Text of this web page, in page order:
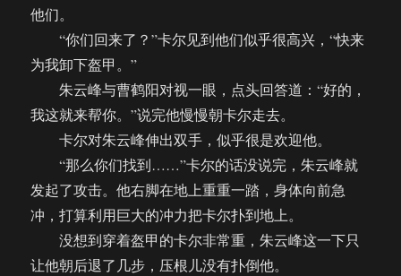
他们。
“你们回来了？”卡尔见到他们似乎很高兴，“快来
为我卸下盔甲。”
朱云峰与曹鹤阳对视一眼，点头回答道：“好的，
我这就来帮你。”说完他慢慢朝卡尔走去。
卡尔对朱云峰伸出双手，似乎很是欢迎他。
“那么你们找到……”卡尔的话没说完，朱云峰就
发起了攻击。他右脚在地上重重一踏，身体向前急
冲，打算利用巨大的冲力把卡尔扑到地上。
没想到穿着盔甲的卡尔非常重，朱云峰这一下只
让他朝后退了几步，压根儿没有扑倒他。